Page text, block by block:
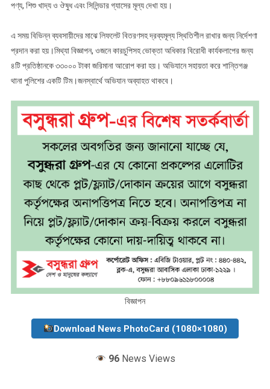
৩৩,০০০
টাকা
জরিমানা
পণ্য, শিশু খাদ্য ও ঔষুধ এবং সিলিন্ডার গ্যাসের মূল্য দেখা হয়।
এ সময় বিভিন্ন ব্যবসায়ীদের মাঝে লিফলেট বিতরণসহ দ্রব্যমূল্য স্থিতিশীল রাখার জন্য নির্দেশণা
প্রদান করা হয়।মিথ্যা বিজ্ঞাপন, ওজনে কারচুপিসহ ভোক্তা অধিকার বিরোধী কার্যকলাপের জন্য
৪টি প্রতিষ্ঠানকে ৩৩০০০ টাকা জরিমানা আরোপ করা হয়। অভিযানে সহায়তা করে শান্তিগঞ্জ
থানা পুলিশের একটি টিম।জনস্বার্থে অভিযান অব্যাহত থাকবে।
বিজ্ঞাপন
Download News PhotoCard (1080×1080)
96News Views